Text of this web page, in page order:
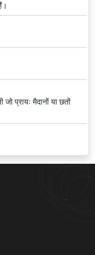
प्रायः मैदानों या छतों